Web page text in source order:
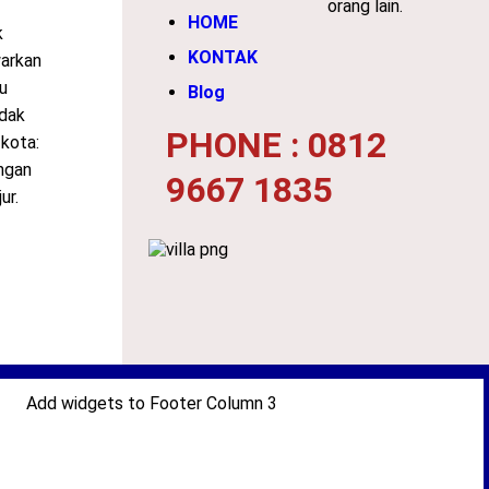
orang lain.
HOME
KONTAK
Blog
PHONE : 0812
9667 1835
Add widgets to Footer Column 3